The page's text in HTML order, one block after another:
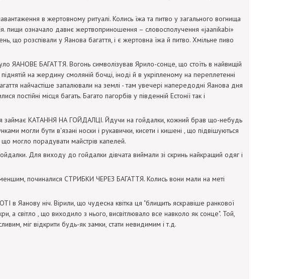
в жертовному ритуалі. Колись їжа та питво у загального вогнища
пищи означало давнє жертвоприношення – словосполучення «jaanikabi»
що розспівали у Яанова багаття, і є жертовна їжа й питво. Хмільне пиво
ЯАНОВЕ БАГАТТЯ. Вогонь символізував Ярило-сонце, що стоїть в найвищій
на жердину смоляній бочці, іноді й в укріпленому на переплетенні
найчастіше запалювали на землі - там увечері напередодні Яанова дня
постійні місця багать. Багато пагорбів у південній Естонії так і
займає КАТАННЯ НА ГОЙДАЛЦІ. Йдучи на гойдалки, кожний брав що-небудь
могли бути в'язані носки і рукавички, кисети і кишені , що підвішуються
що могло порадувати майстрів капелей.
Для виходу до гойдалки дівчата виймали зі скринь найкращий одяг і
починалися СТРИБКИ ЧЕРЕЗ БАГАТТЯ. Колись вони мали на меті
Яанову ніч. Вірили, що чудесна квітка ця "блищить яскравіше ранкової
а світло , що виходило з нього, висвітлювало все навколо як сонце". Той,
міг відкрити будь-як замки, стати невидимим і т.д.